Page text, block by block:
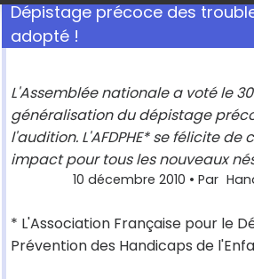
Dépistage précoce des
adopté !
L'Assemblée nationale a voté le
généralisation du dépistage
l'audition. L'AFDPHE* se félicite de
impact pour tous les nouveaux
10 décembre 2010 • Par
* L'Association Française pour le
Prévention des Handicaps de